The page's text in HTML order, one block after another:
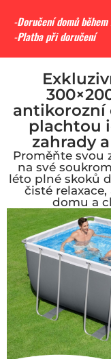
-Doručení domů
-Platba při doručení
antikorozní
plachtou
zahrady
Proměňte svou
na své
léto plné skoků
čisté
domu a